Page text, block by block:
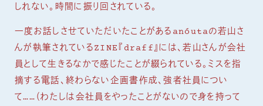
しれない。時間に振り回されている。
一度お話しさせていただいたことがあるanóutaの若山さ
んが執筆されているZINE『draff』には、若山さんが会社
員として生きるなかで感じたことが綴られている。ミスを指
摘する電話、終わらない企画書作成、強者社員につい
て……（わたしは会社員をやったことがないので身を持って